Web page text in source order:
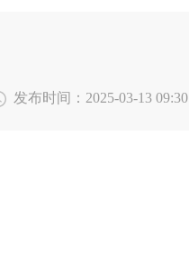
发布时间：2025-03-13 09:30